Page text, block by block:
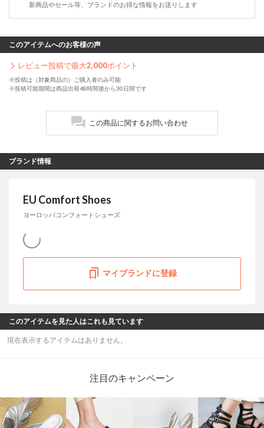
新商品やセール等、ブランドのお得な情報をお送りします
このアイテムへのお客様の声
レビュー投稿で最大2,000ポイント
※投稿は（対象商品の）ご購入者のみ可能
※投稿可能期間は商品出荷48時間後から30日間です
この商品に関するお問い合わせ
ブランド情報
EU Comfort Shoes
ヨーロッパコンフォートシューズ
マイブランドに登録
このアイテムを見た人はこれも見ています
現在表示するアイテムはありません。
注目のキャンペーン